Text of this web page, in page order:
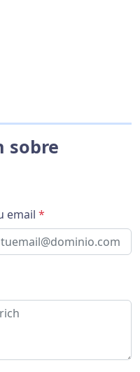
sobre
email *